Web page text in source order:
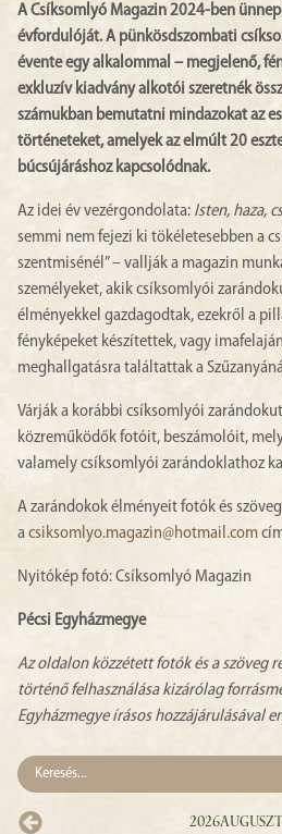
A Csíksomlyó Magazin 2024-ben
évfordulóját. A pünkösdszombati
évente egy alkalommal – megjelenő,
exkluzív kiadvány alkotói szeretnék
számukban bemutatni mindazokat az
történeteket, amelyek az elmúlt 20
búcsújáráshoz kapcsolódnak.
Az idei év vezérgondolata: Isten, haza,
semmi nem fejezi ki tökéletesebben a
szentmisénél” – vallják a magazin
személyeket, akik csíksomlyói
élményekkel gazdagodtak, ezekről a
fényképeket készítettek, vagy
meghallgatásra találtattak a
Várják a korábbi csíksomlyói
közreműködők fotóit, beszámolóit,
valamely csíksomlyói zarándoklathoz
A zarándokok élményeit fotók és
acsiksomlyo.magazin@hotmail.com
Nyitókép fotó: Csíksomlyó Magazin
Pécsi Egyházmegye
Az oldalon közzétett fotók és a szöveg
történő felhasználása kizárólag
Egyházmegye írásos hozzájárulásával
2026